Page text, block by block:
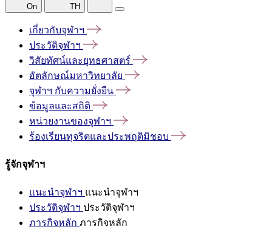
On TH
เกี่ยวกับจุฬาฯ
ประวัติจุฬาฯ
วิสัยทัศน์และยุทธศาสตร์
อัตลักษณ์มหาวิทยาลัย
จุฬาฯ กับความยั่งยืน
ข้อมูลและสถิติ
หน่วยงานของจุฬาฯ
ร้องเรียนทุจริตและประพฤติมิชอบ
รู้จักจุฬาฯ
แนะนำจุฬาฯ แนะนำจุฬาฯ
ประวัติจุฬาฯ ประวัติจุฬาฯ
ภารกิจหลัก ภารกิจหลัก